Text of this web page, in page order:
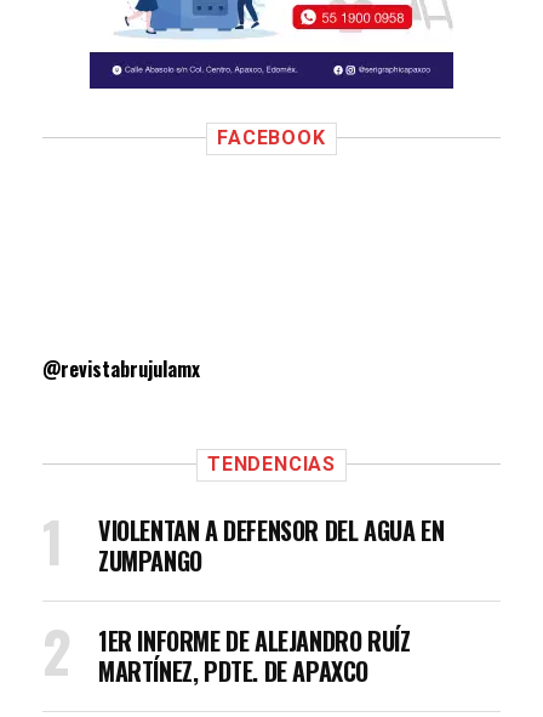
FACEBOOK
@revistabrujulamx
TENDENCIAS
VIOLENTAN A DEFENSOR DEL AGUA EN
ZUMPANGO
1ER INFORME DE ALEJANDRO RUÍZ
MARTÍNEZ, PDTE. DE APAXCO